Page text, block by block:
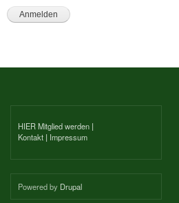
HIER Mitglied werden |
Kontakt | Impressum
Powered by Drupal